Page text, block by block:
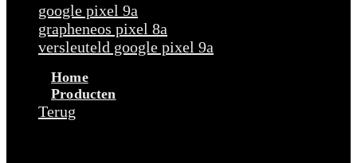
google pixel 9a
grapheneos pixel 8a
versleuteld google pixel 9a
Home
Producten
Terug